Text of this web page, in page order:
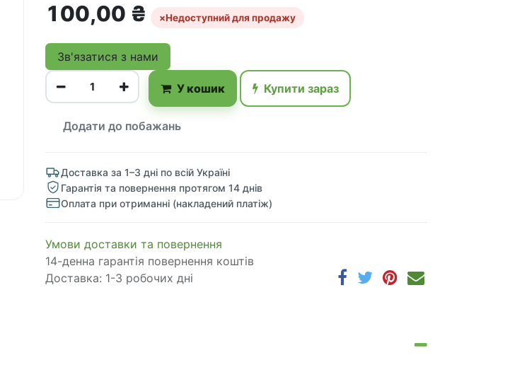
100,00 ₴ ×Недоступний для продажу
Зв'язатися з нами
У кошик Купити зараз
Додати до побажань
Доставка за 1–3 дні по всій Україні
Гарантія та повернення протягом 14 днів
Оплата при отриманні (накладений платіж)
​​​​​​​​​​​​​​​​​​​​​​​​​​​​​​​​​​​​​​​​​​​​​​​​​​​​​​​​​​​​​​У​​м​о​в​​и​ д​ос​т​а​в​к​и ​т​а​ по​в​е​р​н​е​н​н​я
14-денна гарантія повернення коштів
Доставка: 1-3 робочих дні